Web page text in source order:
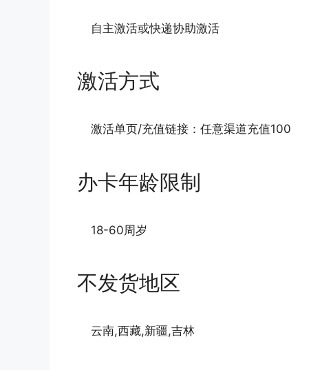
自主激活或快递协助激活
激活方式
激活单页/充值链接：任意渠道充值100
办卡年龄限制
18-60周岁
不发货地区
云南,西藏,新疆,吉林